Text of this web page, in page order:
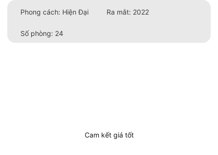
Phong cách: Hiện Đại Ra mắt: 2022
Số phòng: 24
Cam kết giá tốt